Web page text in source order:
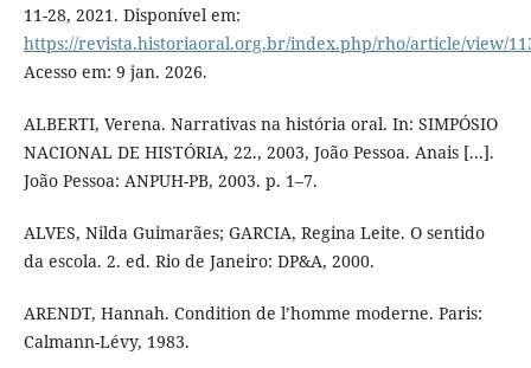
11-28, 2021. Disponível em:
https://revista.historiaoral.org.br/index.php/rho/article/view/
Acesso em: 9 jan. 2026.
ALBERTI, Verena. Narrativas na história oral. In: SIMPÓSIO
NACIONAL DE HISTÓRIA, 22., 2003, João Pessoa. Anais [...].
João Pessoa: ANPUH-PB, 2003. p. 1–7.
ALVES, Nilda Guimarães; GARCIA, Regina Leite. O sentido
da escola. 2. ed. Rio de Janeiro: DP&A, 2000.
ARENDT, Hannah. Condition de l’homme moderne. Paris:
Calmann-Lévy, 1983.